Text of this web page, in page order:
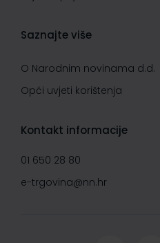
Saznajte više
O Narodnim novinama d.d.
Opći uvjeti korištenja
Kontakt informacije
01 650 28 80
e-trgovina@nn.hr